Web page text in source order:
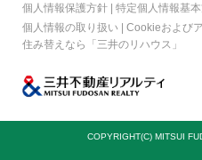
個人情報保護方針 | 特定個人情報基
個人情報の取り扱い | Cookieおよび
住み替えなら
「三井のリハウス」
COPYRIGHT(C) MITSUI